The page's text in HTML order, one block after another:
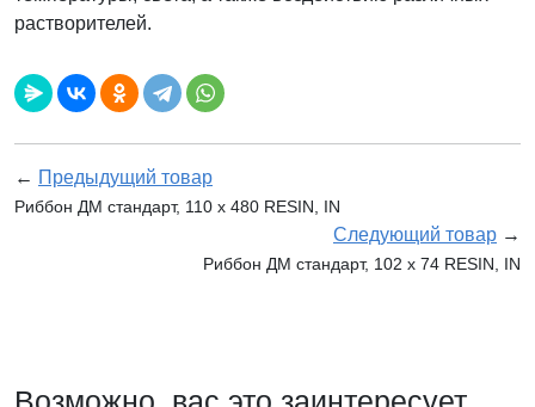
растворителей.
← Предыдущий товар
Риббон ДМ стандарт, 110 х 480 RESIN, IN
Следующий товар →
Риббон ДМ стандарт, 102 х 74 RESIN, IN